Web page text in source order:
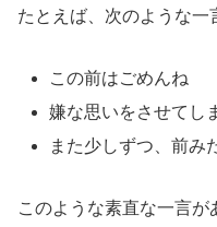
たとえば、次のような一
この前はごめんね
嫌な思いをさせてし
また少しずつ、前み
このような素直な一言